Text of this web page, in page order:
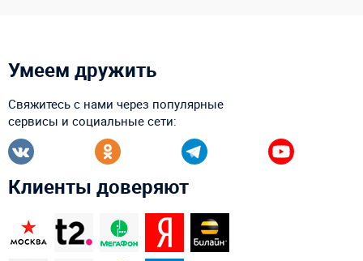
Умеем дружить
Свяжитесь с нами через популярные
сервисы и социальные сети:
Клиенты доверяют